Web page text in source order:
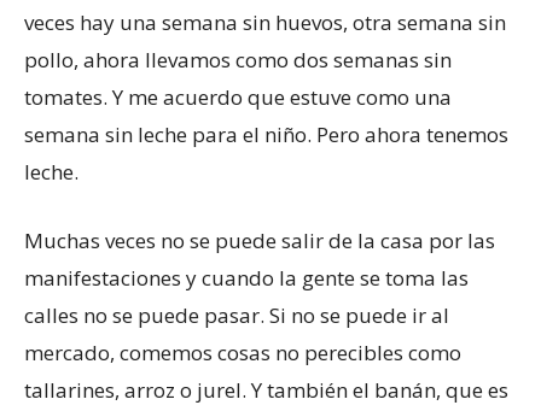
veces hay una semana sin huevos, otra semana sin
pollo, ahora llevamos como dos semanas sin
tomates. Y me acuerdo que estuve como una
semana sin leche para el niño. Pero ahora tenemos
leche.
Muchas veces no se puede salir de la casa por las
manifestaciones y cuando la gente se toma las
calles no se puede pasar. Si no se puede ir al
mercado, comemos cosas no perecibles como
tallarines, arroz o jurel. Y también el banán, que es